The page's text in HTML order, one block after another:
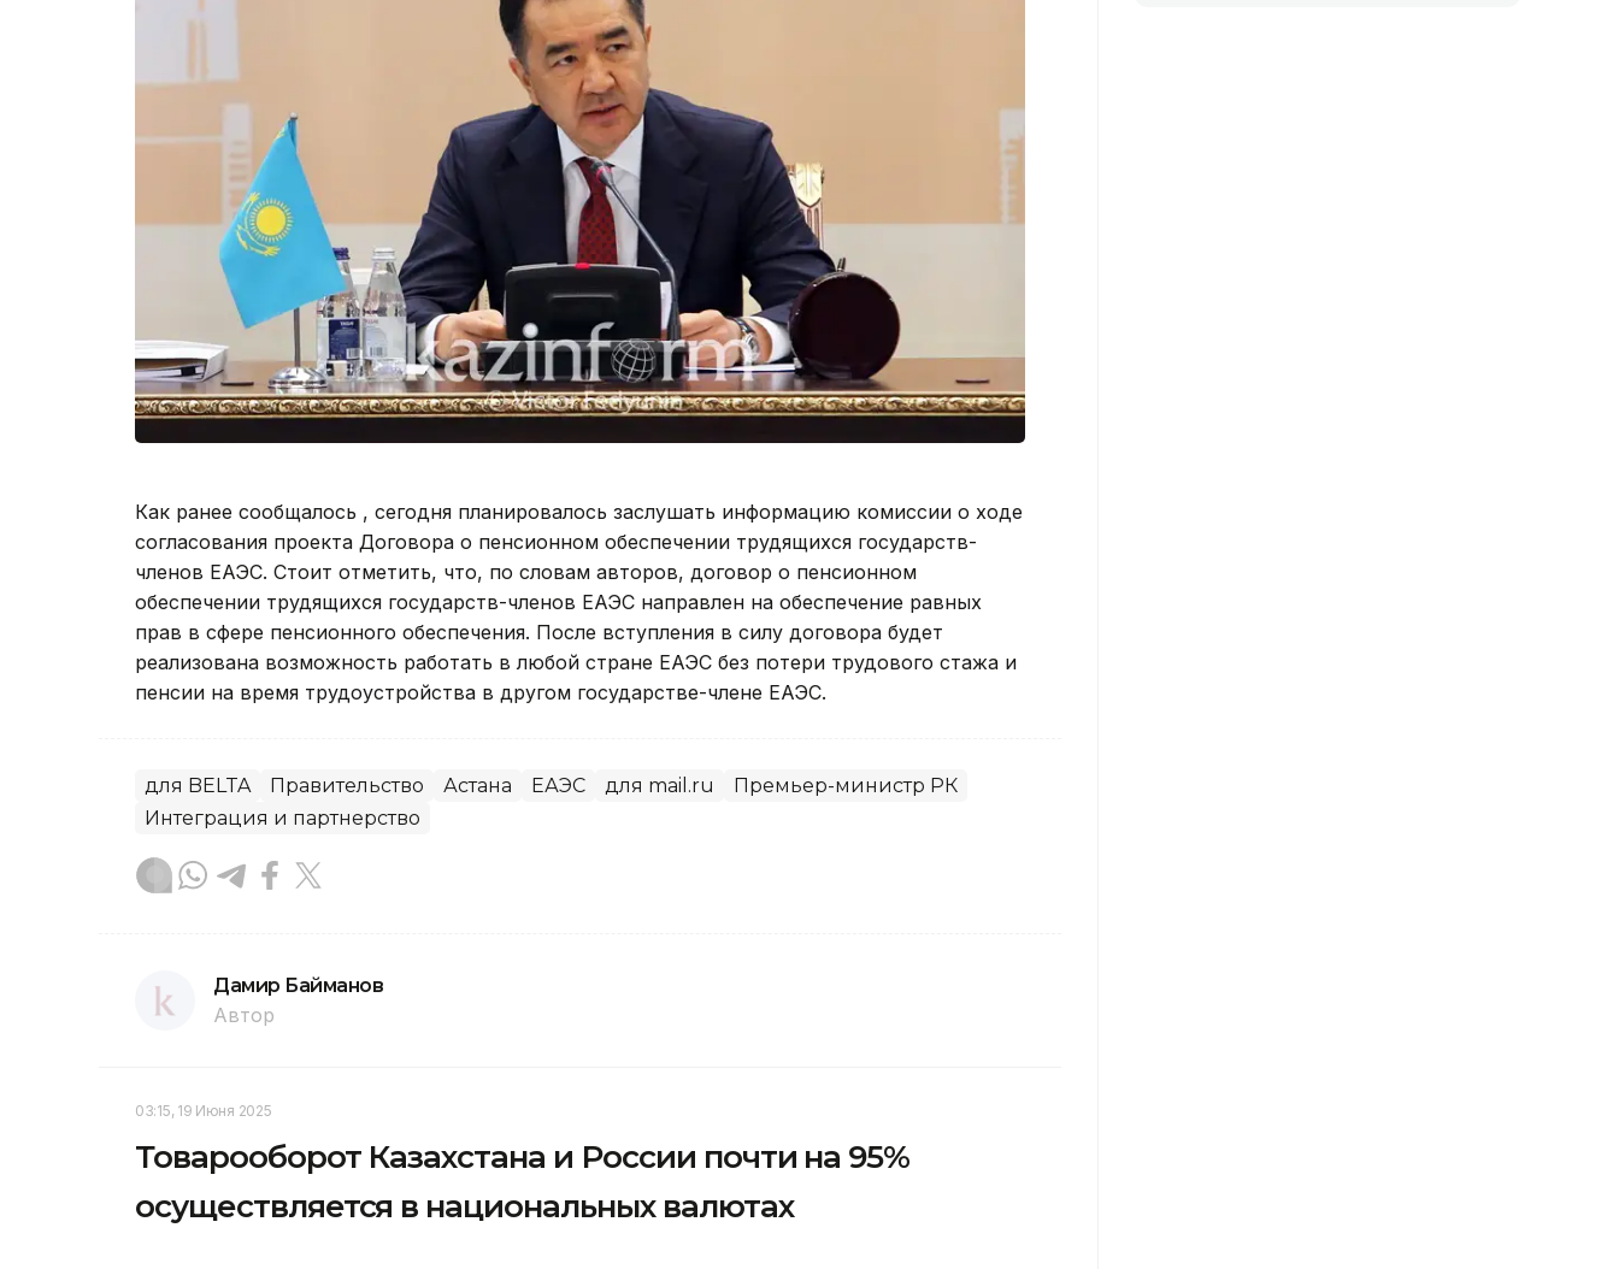
Как ранее сообщалось , сегодня планировалось заслушать информацию комиссии о ходе
согласования проекта Договора о пенсионном обеспечении трудящихся государств-
членов ЕАЭС. Стоит отметить, что, по словам авторов, договор о пенсионном
обеспечении трудящихся государств-членов ЕАЭС направлен на обеспечение равных
прав в сфере пенсионного обеспечения. После вступления в силу договора будет
реализована возможность работать в любой стране ЕАЭС без потери трудового стажа и
пенсии на время трудоустройства в другом государстве-члене ЕАЭС.
для BELTA Правительство Астана ЕАЭС для mail.ru
Премьер-министр РК
Интеграция и партнерство
Дамир Байманов
Автор
03:15, 19 Июня 2025
Товарооборот Казахстана и России почти на 95%
осуществляется в национальных валютах